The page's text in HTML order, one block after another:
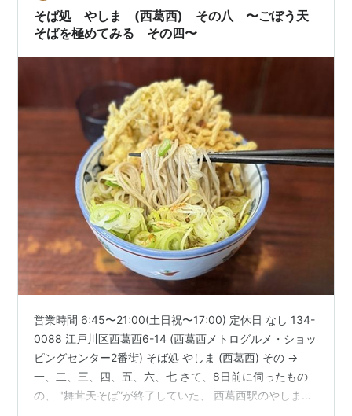
は内緒で飲み始めます笑 たまには良いですよねー よ
ね？？ もちろん、…
そば処 やしま (西葛西) その八 〜ごぼう天
そばを極めてみる その四〜
営業時間 6:45〜21:00(土日祝〜17:00) 定休日 なし 134-
0088 江戸川区西葛西6-14 (西葛西メトログルメ・ショッ
ピングセンター2番街) そば処 やしま (西葛西) その →
一、二、三、四、五、六、七 さて、8日前に伺ったもの
の、 "舞茸天そば”が終了していた、 西葛西駅のやしま